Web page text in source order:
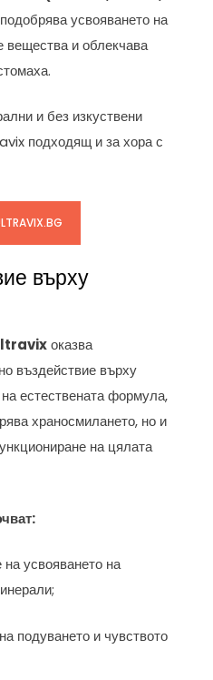
усвояването на
вещества и облекчава
и без изкуствени
подходящ и за хора с
върху
оказва
въздействие върху
естествената формула,
храносмилането, но и
на цялата
усвояването на
подуването и чувството